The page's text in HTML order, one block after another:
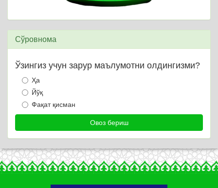
Сўровнома
Ўзингиз учун зарур маълумотни олдингизми?
Ҳа
Йўқ
Фақат қисман